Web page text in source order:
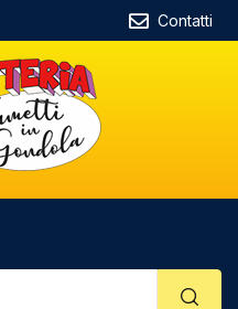
Contatti